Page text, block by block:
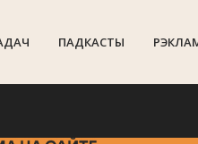
ПАДКАСТЫ